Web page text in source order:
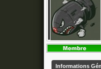
Informations